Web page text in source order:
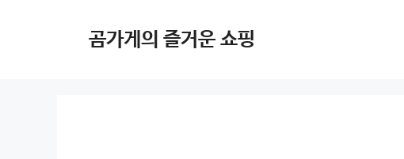
곰가게의 즐거운 쇼핑